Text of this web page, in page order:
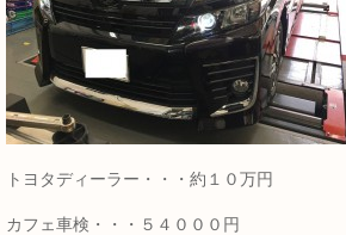
トヨタディーラー・・・約１０万円
カフェ車検・・・５４０００円